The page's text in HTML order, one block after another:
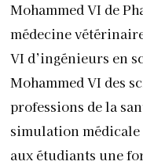
Mohammed VI de
médecine
VI d’ingénieurs en
Mohammed VI des
professions de la
simulation
aux étudiants une